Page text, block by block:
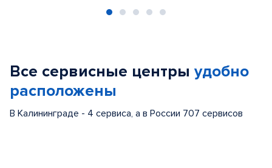
Все сервисные центры удобно
расположены
В Калининграде - 4 сервиса, а в России 707 сервисов